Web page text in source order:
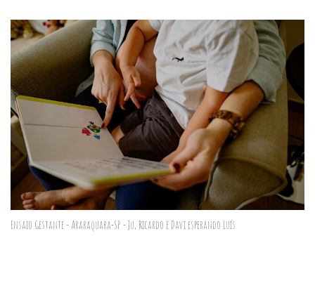
Ensaio Gestante - Araraquara-SP - Ju, Ricardo e Davi esperando Luís